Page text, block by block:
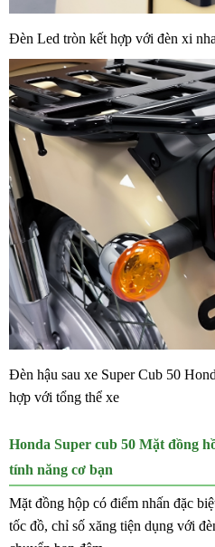
Đèn Led tròn kết hợp với đèn xi
Đèn hậu sau xe Super Cub 50
hợp với tổng thể xe
Honda Super cub 50 Mặt đồng
tính năng cơ bạn
Mặt đồng hộp có điểm nhấn đặc
tốc đồ, chỉ số xăng tiện dụng với